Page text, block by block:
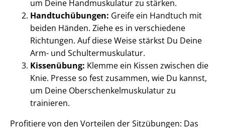
um Deine Handmuskulatur zu stärken.
Handtuchübungen: Greife ein Handtuch mit
beiden Händen. Ziehe es in verschiedene
Richtungen. Auf diese Weise stärkst Du Deine
Arm- und Schultermuskulatur.
Kissenübung: Klemme ein Kissen zwischen die
Knie. Presse so fest zusammen, wie Du kannst,
um Deine Oberschenkelmuskulatur zu
trainieren.
Profitiere von den Vorteilen der Sitzübungen: Das